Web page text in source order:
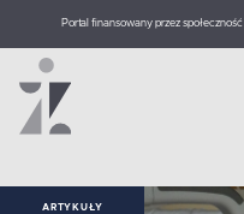
Portal finansowany przez społeczność
ARTYKUŁY